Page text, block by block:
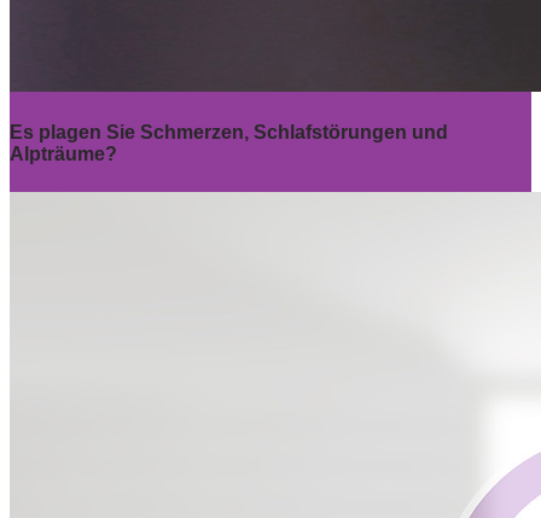
Es plagen Sie Schmerzen, Schlafstörungen und
Alpträume?